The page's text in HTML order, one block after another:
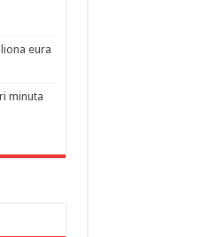
eura
minuta